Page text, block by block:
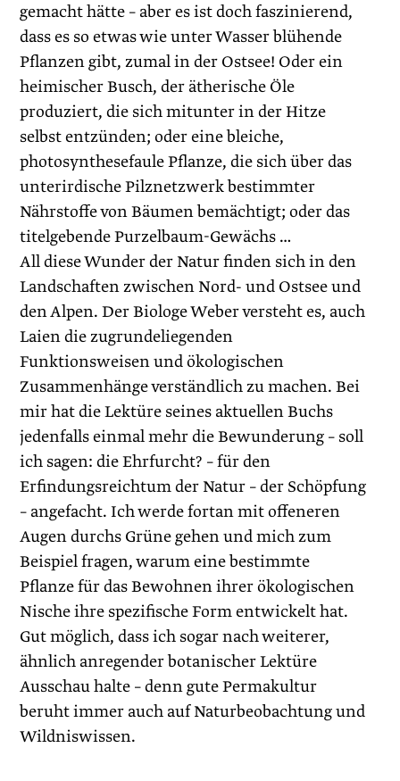
gemacht hätte – aber es ist doch faszinie­rend,
dass es so etwas wie unter Wasser blühende
Pflanzen gibt, zumal in der Ostsee! Oder ein
heimischer Busch, der ätherische Öle
produziert, die sich mitunter in der Hitze
selbst entzünden; oder eine bleiche,
photosynthesefaule Pflanze, die sich über das
unterirdische Pilznetzwerk bestimmter
Nährstoffe von Bäumen bemächtigt; oder das
titelgebende Purzelbaum-Gewächs …
All diese Wunder der Natur finden sich in den
Landschaften zwischen Nord- und Ostsee und
den Alpen. Der Biologe Weber versteht es, auch
Laien die zugrundeliegenden
Funktionsweisen und ökologischen
Zusammenhänge verständlich zu machen. Bei
mir hat die Lektüre seines aktuellen Buchs
jedenfalls einmal mehr die Bewunderung – soll
ich sagen: die Ehrfurcht? – für den
Erfindungsreichtum der Natur – der Schöpfung
– angefacht. Ich werde fortan mit offeneren
Augen durchs Grüne gehen und mich zum
Beispiel fragen, warum eine bestimmte
Pflanze für das Bewohnen ihrer ökologischen
Nische ihre spezifische Form entwickelt hat.
Gut möglich, dass ich sogar nach weiterer,
ähnlich anregender botanischer Lektüre
Ausschau halte – denn gute Permakultur
beruht immer auch auf Naturbeobachtung und
Wildniswissen.